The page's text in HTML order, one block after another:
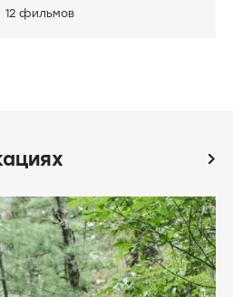
12 фильмов
icon